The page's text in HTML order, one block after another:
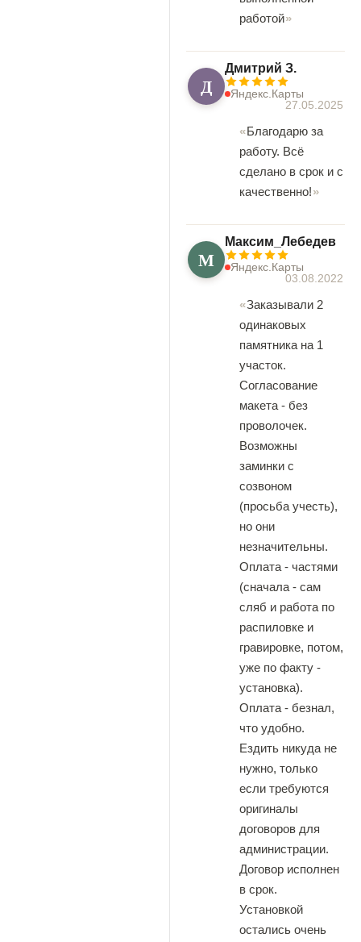
работой
Д
Дмитрий З.
Яндекс.Карты
27.05.2025
Благодарю за
работу. Всё
сделано в срок и с
качественно!
М
Максим_Лебедев
Яндекс.Карты
03.08.2022
Заказывали 2
одинаковых
памятника на 1
участок.
Согласование
макета - без
проволочек.
Возможны
заминки с
созвоном
(просьба учесть),
но они
незначительны.
Оплата - частями
(сначала - сам
сляб и работа по
распиловке и
гравировке, потом,
уже по факту -
установка).
Оплата - безнал,
что удобно.
Ездить никуда не
нужно, только
если требуются
оригиналы
договоров для
администрации.
Договор исполнен
в срок.
Установкой
остались очень